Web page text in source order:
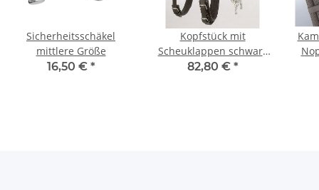
Sicherheitsschäkel
mittlere Größe
16,50 € *
Kopfstück mit
Scheuklappen schwarz
Cob
82,80 € *